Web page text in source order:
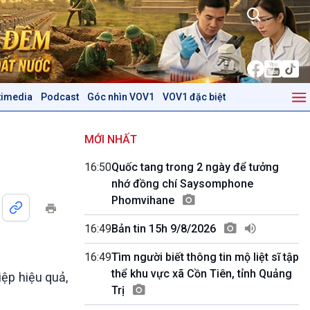
Podcast Góc nhìn VOV1 VOV1 đặc biệt
Dòng chảy Kinh tế
Khởi nghiệp
Tuyên chiến với gian lận
Mùa vàng
Biển đảo Việt Nam
Tâm tình biên giới và hải
Tìm hiểu biển, đảo Việt
Nam
Podcast
Góc nhìn VOV1
hiệu quả,
MỚI NHẤT
16:50Quốc tang trong 2 ngày để tưởng
nhớ đồng chí Saysomphone
Phomvihane
16:49Bản tin 15h 9/8/2026
16:49Tìm người biết thông tin mộ liệt sĩ tập
thể khu vực xã Cồn Tiên, tỉnh Quảng
Trị